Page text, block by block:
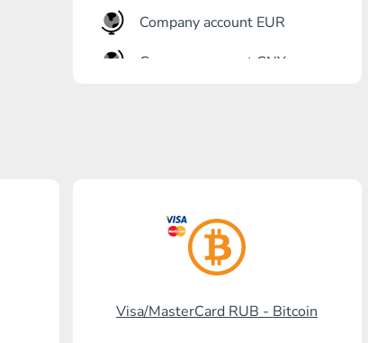
Company account EUR
Company account CNY
Promsvyazbank
Rus standardı
Visa/MasterCard RUB - Bitcoin